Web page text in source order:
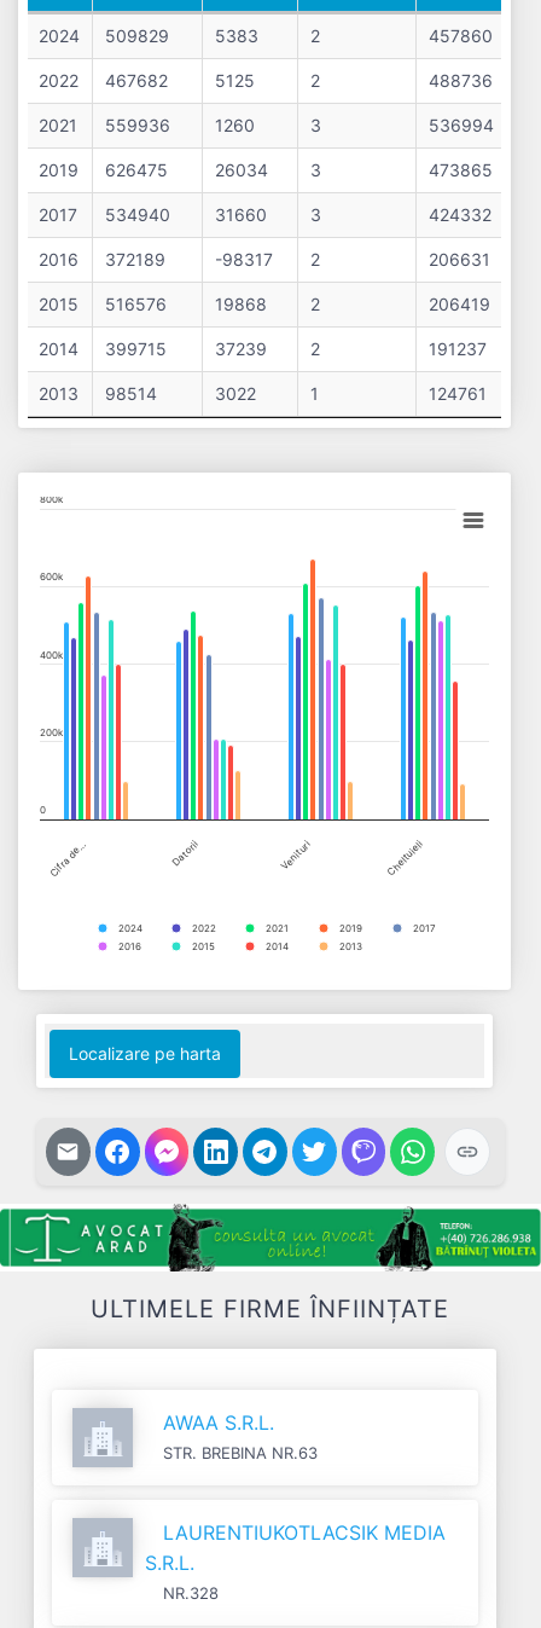
#
Cifra
Afaceri
Profit
Net
Salariați
Datorii
2024 509829 5383 2 457860
2022 467682 5125 2 488736
2021 559936 1260 3 536994
2019 626475 26034 3 473865
2017 534940 31660 3 424332
2016 372189 -98317 2 206631
2015 516576 19868 2 206419
2014 399715 37239 2 191237
2013 98514 3022 1 124761
Chart
View as data table, Chart
The chart has 1 X axis displaying categories.
The chart has 1 Y axis displaying values. Data ranges from
Cifra de… Datorii Venituri Cheltuieli
2024 2022 2021 2019
2017
2016
2015 2014 2013
0
200k
400k
600k
800k
End of interactive chart.
Localizare pe harta
ULTIMELE FIRME ÎNFIINȚATE
AWAA S.R.L.
STR. BREBINA NR.63
LAURENTIUKOTLACSIK MEDIA
S.R.L.
NR.328